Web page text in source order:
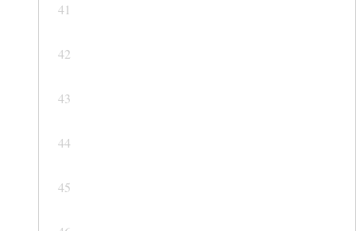
41
42
43
44
45